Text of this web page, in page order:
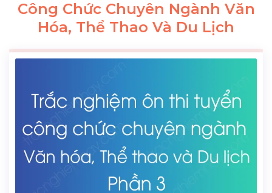
Công Chức Chuyên Ngành Văn
Hóa, Thể Thao Và Du Lịch